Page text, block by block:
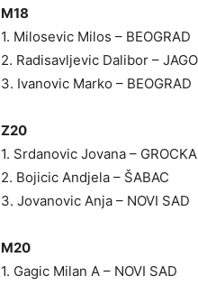
M18
1. Milosevic Milos – BEOGRAD
2. Radisavljevic Dalibor –
3. Ivanovic Marko – BEOGRAD
Z20
1. Srdanovic Jovana – GROCKA
2. Bojicic Andjela – ŠABAC
3. Jovanovic Anja – NOVI SAD
M20
1. Gagic Milan A – NOVI SAD